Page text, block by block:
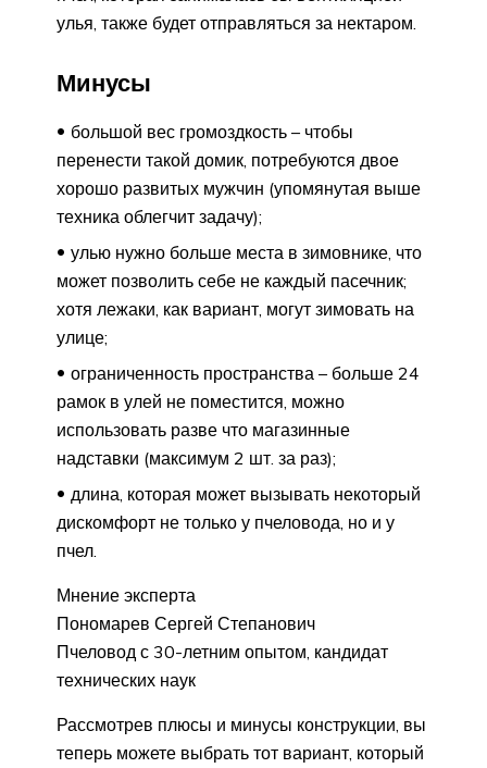
улья, также будет отправляться за нектаром.
Минусы
большой вес громоздкость – чтобы
перенести такой домик, потребуются двое
хорошо развитых мужчин (упомянутая выше
техника облегчит задачу);
улью нужно больше места в зимовнике, что
может позволить себе не каждый пасечник;
хотя лежаки, как вариант, могут зимовать на
улице;
ограниченность пространства – больше 24
рамок в улей не поместится, можно
использовать разве что магазинные
надставки (максимум 2 шт. за раз);
длина, которая может вызывать некоторый
дискомфорт не только у пчеловода, но и у
пчел.
Мнение эксперта
Пономарев Сергей Степанович
Пчеловод с 30-летним опытом, кандидат
технических наук
Рассмотрев плюсы и минусы конструкции, вы
теперь можете выбрать тот вариант, который